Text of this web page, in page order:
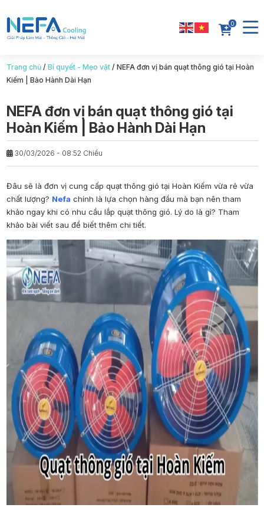
0
Trang chủ/ Bí quyết - Mẹo vặt/ NEFA đơn vị bán quạt thông gió tại Hoàn
Kiếm | Bảo Hành Dài Hạn
NEFA đơn vị bán quạt thông gió tại
Hoàn Kiếm | Bảo Hành Dài Hạn
30/03/2026 - 08:52 Chiều
Đâu sẽ là đơn vị cung cấp quạt thông gió tại Hoàn Kiếm vừa rẻ vừa
chất lượng? Nefa chính là lựa chọn hàng đầu mà bạn nên tham
khảo ngay khi có nhu cầu lắp quạt thông gió. Lý do là gì? Tham
khảo bài viết sau để biết thêm chi tiết.